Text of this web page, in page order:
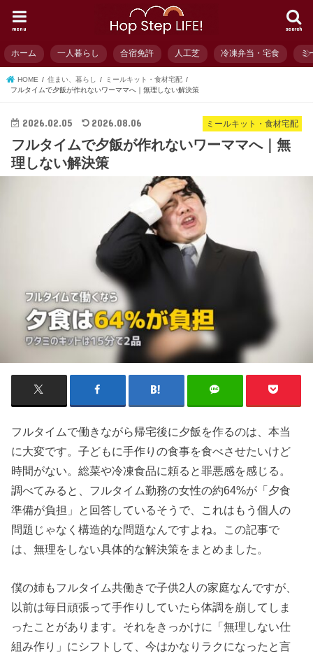
search
menu
ホーム 一人暮らし 合宿免許 人工芝 冷凍弁当・宅食 ミ
HOME 住まい、暮らし
ミールキット・食材宅配
フルタイムで夕飯が作れないワーママへ｜無理しない解決策
ミールキット・食材宅配
2026.02.05 2026.08.06
フルタイムで夕飯が作れないワーママへ｜無
理しない解決策
フルタイムで働きながら帰宅後に夕飯を作るのは、本当
に大変です。子どもに手作りの食事を食べさせたいけど
時間がない。総菜や冷凍食品に頼ると罪悪感を感じる。
調べてみると、フルタイム勤務の女性の約64%が「夕食
準備が負担」と回答しているそうで、これはもう個人の
問題じゃなく構造的な問題なんですよね。この記事で
は、無理をしない具体的な解決策をまとめました。
僕の姉もフルタイム共働きで子供2人の家庭なんですが、
以前は毎日頑張って手作りしていたら体調を崩してしま
ったことがあります。それをきっかけに「無理しない仕
組み作り」にシフトして、今はかなりラクになったと言